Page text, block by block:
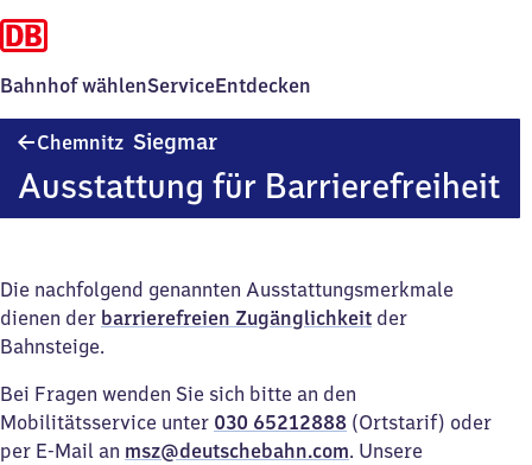
Bahnhof wählenServiceEntdecken
Chemnitz Siegmar
Ausstattung für Barrierefreiheit
Die nachfolgend genannten Ausstattungsmerkmale
dienen der barrierefreien Zugänglichkeit der
Bahnsteige.
Bei Fragen wenden Sie sich bitte an den
Mobilitätsservice unter 030 65212888 (Ortstarif) oder
per E-Mail an msz@deutschebahn.com. Unsere